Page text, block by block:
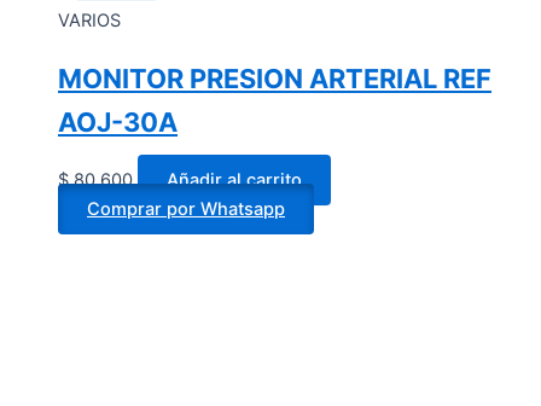
VARIOS
MONITOR PRESION ARTERIAL REF
AOJ-30A
$80.600
Añadir al carrito
Comprar por Whatsapp